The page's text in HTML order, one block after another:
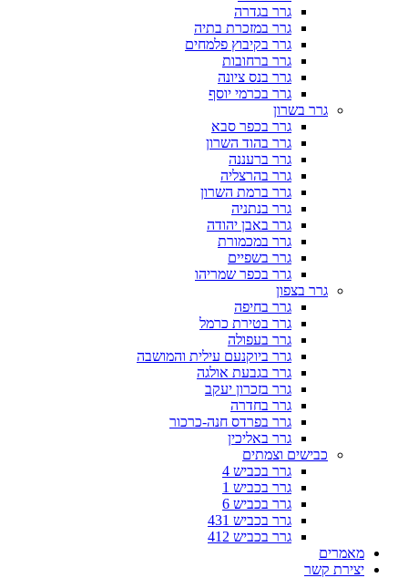
גרר בגדרה
גרר במזכרת בתיה
גרר בקיבוץ פלמחים
גרר ברחובות
גרר בנס ציונה
גרר בכרמי יוסף
גרר בשרון
גרר בכפר סבא
גרר בהוד השרון
גרר ברעננה
גרר בהרצליה
גרר ברמת השרון
גרר בנתניה
גרר באבן יהודה
גרר במכמורת
גרר בשפיים
גרר בכפר שמריהו
גרר בצפון
גרר בחיפה
גרר בטירת כרמל
גרר בעפולה
גרר ביוקנעם עילית והמושבה
גרר בגבעת אולגה
גרר בזכרון יעקב
גרר בחדרה
גרר בפרדס חנה-כרכור
גרר באליכין
כבישים וצמתים
גרר בכביש 4
גרר בכביש 1
גרר בכביש 6
גרר בכביש 431
גרר בכביש 412
מאמרים
יצירת קשר